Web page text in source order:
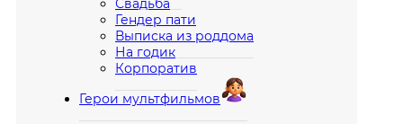
Свадьба
Гендер пати
Выписка из роддома
На годик
Корпоратив
Герои мультфильмов